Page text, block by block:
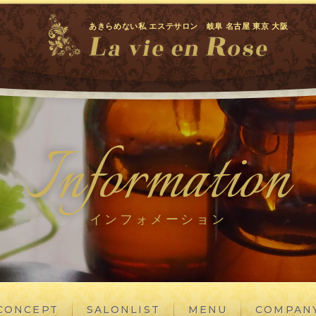
あきらめない私 エステサロン 岐阜 名古屋 東京 大阪
Information
インフォメーション
SALONLIST MENU